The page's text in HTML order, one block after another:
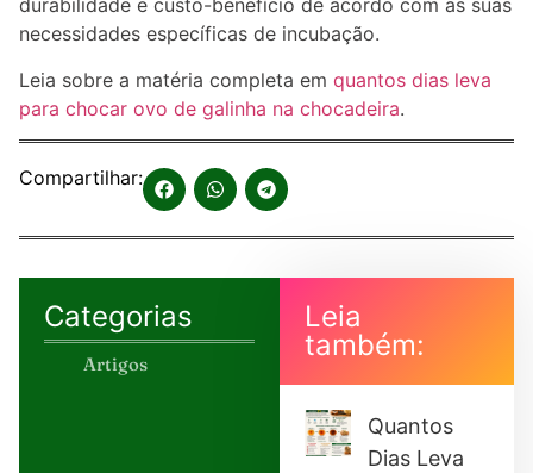
durabilidade e custo-benefício de acordo com as suas
necessidades específicas de incubação.
Leia sobre a matéria completa em quantos dias leva
para chocar ovo de galinha na chocadeira.
Compartilhar:
Categorias
Artigos
Leia
também:
Quantos
Dias Leva